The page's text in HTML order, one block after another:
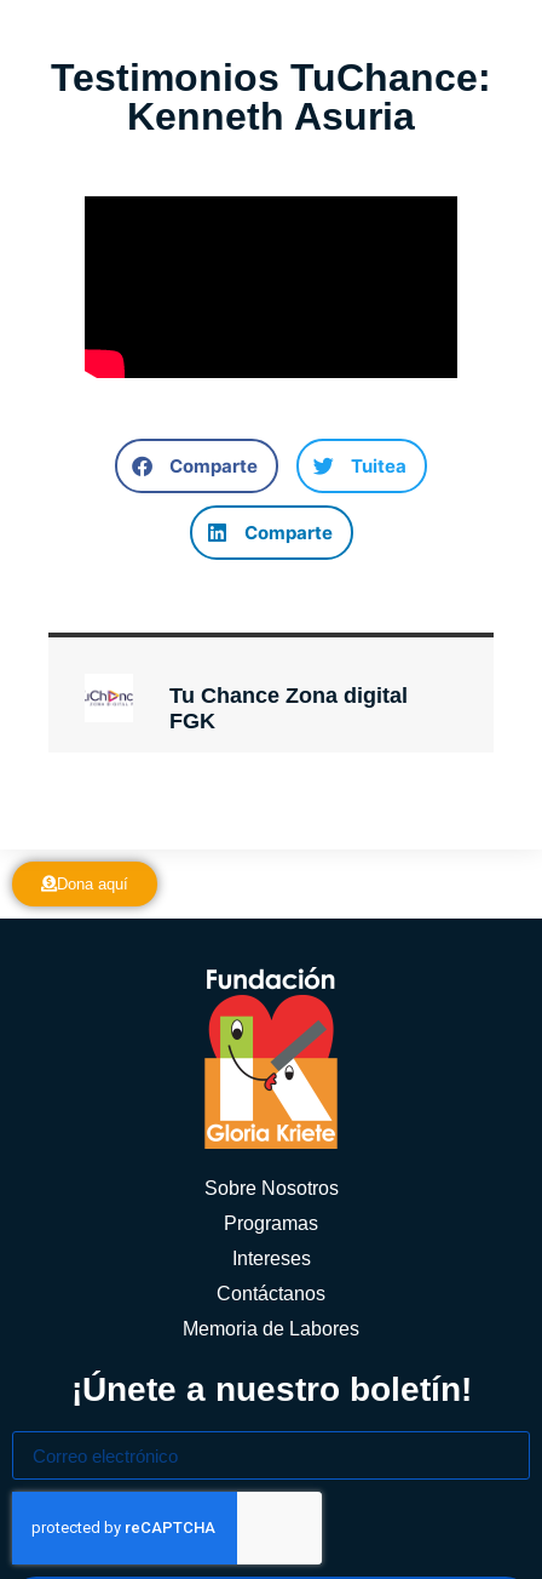
Testimonios TuChance:
Kenneth Asuria
Comparte Tuitea
Comparte
Tu Chance Zona digital
FGK
Dona aquí
Sobre Nosotros
Programas
Intereses
Contáctanos
Memoria de Labores
¡Únete a nuestro boletín!